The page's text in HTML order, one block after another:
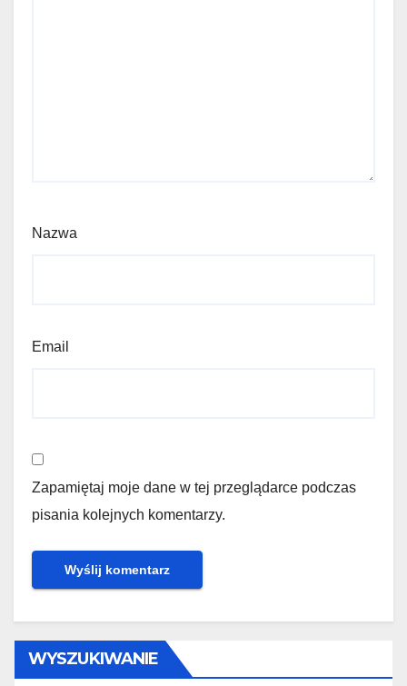
Nazwa
Email
Zapamiętaj moje dane w tej przeglądarce podczas
pisania kolejnych komentarzy.
WYSZUKIWANIE